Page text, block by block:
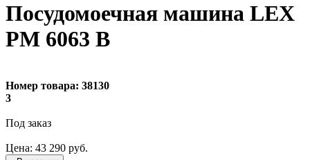
Посудомоечная машина LEX
PM 6063 В
Номер товара: 38130
3
Под заказ
Цена: 43 290 руб.